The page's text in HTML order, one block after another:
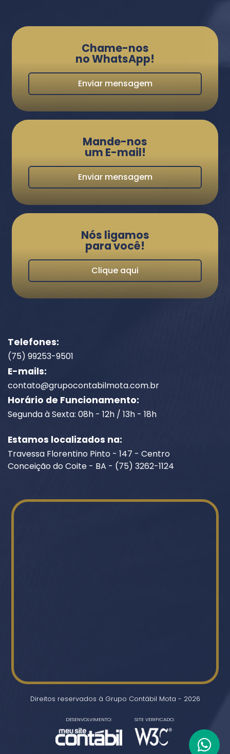
Chame-nos
no WhatsApp!
Enviar mensagem
Mande-nos
um E-mail!
Enviar mensagem
Nós ligamos
para você!
Clique aqui
Telefones:
(75) 99253-9501
E-mails:
contato@grupocontabilmota.com.br
Horário de Funcionamento:
Segunda à Sexta: 08h - 12h / 13h - 18h
Estamos localizados na:
Travessa Florentino Pinto - 147 - Centro
Conceição do Coite - BA - (75) 3262-1124
Direitos reservados à Grupo Contábil Mota - 2026
DESENVOLVIMENTO: SITE VERIFICADO: